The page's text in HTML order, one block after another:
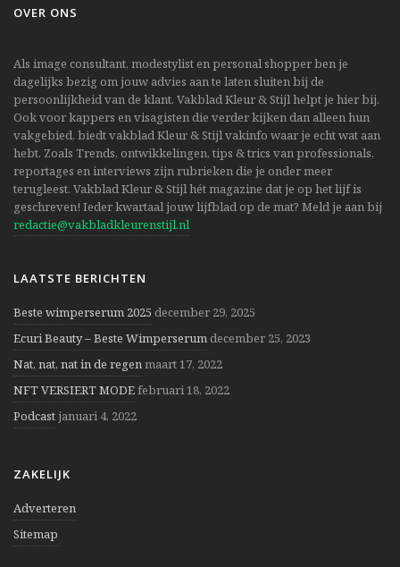
OVER ONS
Als image consultant, modestylist en personal shopper ben je
dagelijks bezig om jouw advies aan te laten sluiten bij de
persoonlijkheid van de klant. Vakblad Kleur & Stijl helpt je hier bij.
Ook voor kappers en visagisten die verder kijken dan alleen hun
vakgebied, biedt vakblad Kleur & Stijl vakinfo waar je echt wat aan
hebt. Zoals Trends, ontwikkelingen, tips & trics van professionals,
reportages en interviews zijn rubrieken die je onder meer
terugleest. Vakblad Kleur & Stijl hét magazine dat je op het lijf is
geschreven! Ieder kwartaal jouw lijfblad op de mat? Meld je aan bij
redactie@vakbladkleurenstijl.nl
LAATSTE BERICHTEN
Beste wimperserum 2025 december 29, 2025
Ecuri Beauty – Beste Wimperserum december 25, 2023
Nat, nat, nat in de regenmaart 17, 2022
NFT VERSIERT MODEfebruari 18, 2022
Podcastjanuari 4, 2022
ZAKELIJK
Adverteren
Sitemap